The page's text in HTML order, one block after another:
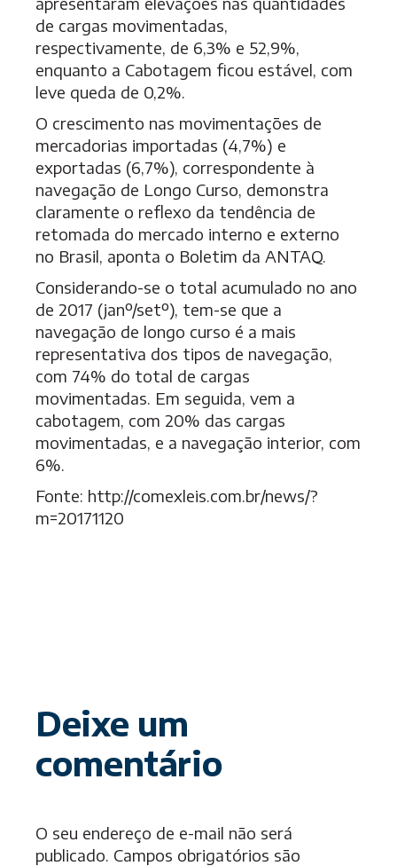
de cargas movimentadas,
respectivamente, de 6,3% e 52,9%,
enquanto a Cabotagem ficou estável, com
leve queda de 0,2%.
O crescimento nas movimentações de
mercadorias importadas (4,7%) e
exportadas (6,7%), correspondente à
navegação de Longo Curso, demonstra
claramente o reflexo da tendência de
retomada do mercado interno e externo
no Brasil, aponta o Boletim da ANTAQ.
Considerando-se o total acumulado no ano
de 2017 (janº/setº), tem-se que a
navegação de longo curso é a mais
representativa dos tipos de navegação,
com 74% do total de cargas
movimentadas. Em seguida, vem a
cabotagem, com 20% das cargas
movimentadas, e a navegação interior, com
6%.
Fonte: http://comexleis.com.br/news/?
m=20171120
Deixe um
comentário
O seu endereço de e-mail não será
publicado. Campos obrigatórios são